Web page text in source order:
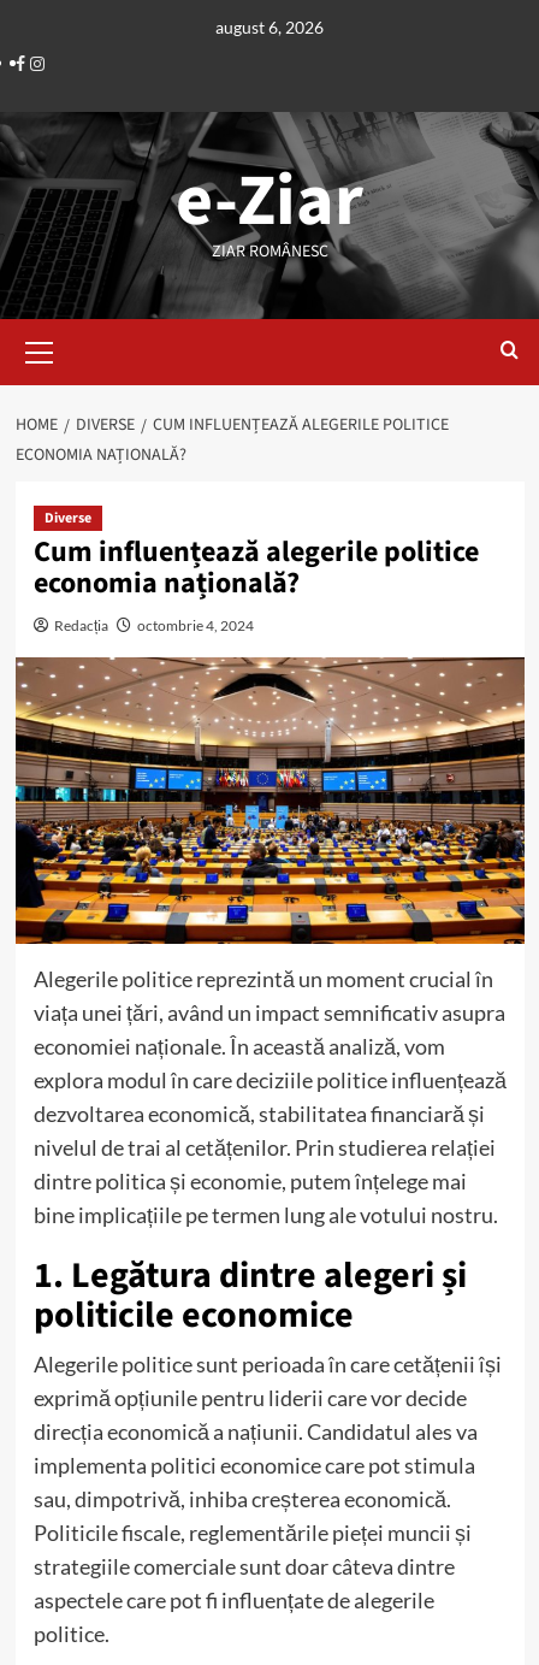
content
august 6, 2026
Facebook
Instagram
e-Ziar
ZIAR ROMÂNESC
Menu
HOME DIVERSE
CUM INFLUENȚEAZĂ ALEGERILE POLITICE
ECONOMIA NAȚIONALĂ?
Diverse
Cum influențează alegerile politice
economia națională?
Redacția octombrie 4, 2024
Alegerile politice reprezintă un moment crucial în
viața unei țări, având un impact semnificativ asupra
economiei naționale. În această analiză, vom
explora modul în care deciziile politice influențează
dezvoltarea economică, stabilitatea financiară și
nivelul de trai al cetățenilor. Prin studierea relației
dintre politica și economie, putem înțelege mai
bine implicațiile pe termen lung ale votului nostru.
1. Legătura dintre alegeri și
politicile economice
Alegerile politice sunt perioada în care cetățenii își
exprimă opțiunile pentru liderii care vor decide
direcția economică a națiunii. Candidatul ales va
implementa politici economice care pot stimula
sau, dimpotrivă, inhiba creșterea economică.
Politicile fiscale, reglementările pieței muncii și
strategiile comerciale sunt doar câteva dintre
aspectele care pot fi influențate de alegerile
politice.